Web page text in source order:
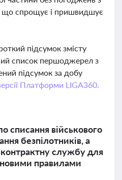
що спрощує і пришвидшує
підсумок змісту
список першоджерел з
підсумок за добу
Платформи LIGA360.
списання військового
безпілотників, а
службу для
новими правилами